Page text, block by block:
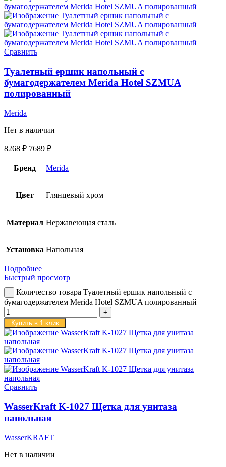
Сравнить
Туалетный ершик напольный с
бумагодержателем Merida Hotel SZMUA
полированный
Merida
Нет в наличии
8268₽ 7689 ₽
Бренд Merida
Цвет Глянцевый хром
Материал Нержавеющая сталь
Установка Напольная
Подробнее
Быстрый просмотр
Количество товара Туалетный ершик напольный с
бумагодержателем Merida Hotel SZMUA полированный
Купить в 1 клик
Сравнить
WasserKraft K-1027 Щетка для унитаза
напольная
WasserKRAFT
Нет в наличии